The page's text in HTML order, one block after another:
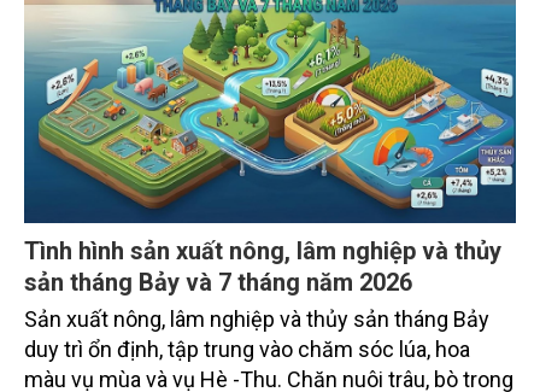
Tình hình sản xuất nông, lâm nghiệp và thủy
sản tháng Bảy và 7 tháng năm 2026
Sản xuất nông, lâm nghiệp và thủy sản tháng Bảy
duy trì ổn định, tập trung vào chăm sóc lúa, hoa
màu vụ mùa và vụ Hè -Thu. Chăn nuôi trâu, bò trong